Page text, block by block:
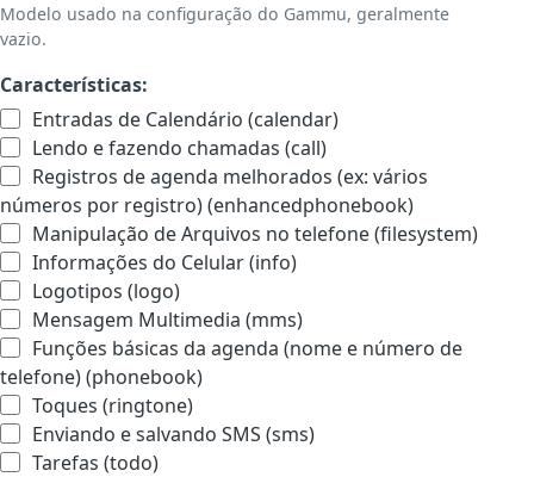
Modelo usado na configuração do Gammu, geralmente
vazio.
Características:
Entradas de Calendário (calendar)
Lendo e fazendo chamadas (call)
Registros de agenda melhorados (ex: vários
números por registro) (enhancedphonebook)
Manipulação de Arquivos no telefone (filesystem)
Informações do Celular (info)
Logotipos (logo)
Mensagem Multimedia (mms)
Funções básicas da agenda (nome e número de
telefone) (phonebook)
Toques (ringtone)
Enviando e salvando SMS (sms)
Tarefas (todo)